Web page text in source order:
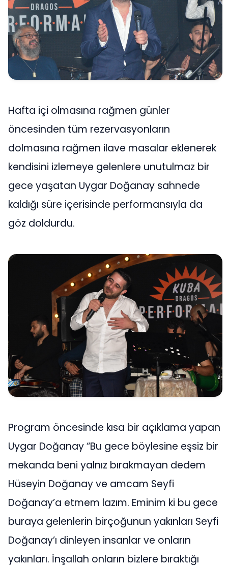
Hafta içi olmasına rağmen günler
öncesinden tüm rezervasyonların
dolmasına rağmen ilave masalar eklenerek
kendisini izlemeye gelenlere unutulmaz bir
gece yaşatan Uygar Doğanay sahnede
kaldığı süre içerisinde performansıyla da
göz doldurdu.
Program öncesinde kısa bir açıklama yapan
Uygar Doğanay “Bu gece böylesine eşsiz bir
mekanda beni yalnız bırakmayan dedem
Hüseyin Doğanay ve amcam Seyfi
Doğanay’a etmem lazım. Eminim ki bu gece
buraya gelenlerin birçoğunun yakınları Seyfi
Doğanay’ı dinleyen insanlar ve onların
yakınları. İnşallah onların bizlere bıraktığı